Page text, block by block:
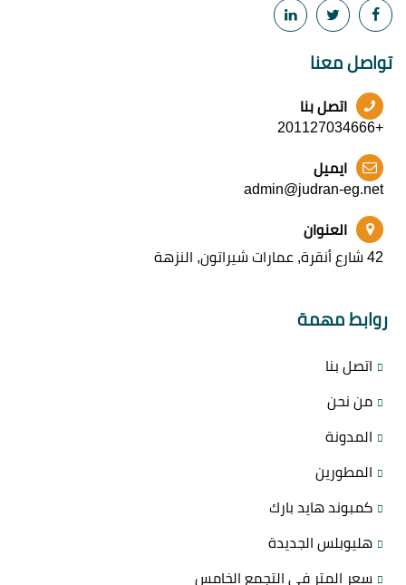
تواصل معنا
اتصل بنا
+201127034666
ايميل
admin@judran-eg.net
العنوان
42 شارع أنقرة, عمارات شيراتون, النزهة
روابط مهمة
اتصل بنا
من نحن
المدونة
المطورين
كمبوند هايد بارك
هليوبلس الجديدة
سعر المتر في التجمع الخامس